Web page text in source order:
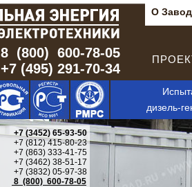
О
8 (800) 600-78-05
+7 (495) 291-70-34
дизель-
+7 (3452) 65-93-50
+7 (812) 415-80-23
+7 (863) 333-41-75
+7 (3462) 38-51-17
+7 (3832) 05-97-38
8 (800) 600-78-05